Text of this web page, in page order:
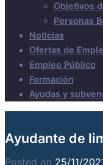
Objetivos
Personas
Noticias
Ofertas de
Empleo Público
Formación
Ayudas y
Ayudante de
Posted on 25/11/